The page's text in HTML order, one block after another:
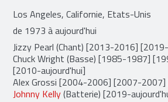
Los Angeles, Californie, Etats-Unis
de 1973 à aujourd'hui
Jizzy Pearl (Chant) [2013-2016]
Chuck Wright (Basse) [1985-1987]
[2010-aujourd'hui]
Alex Grossi [2004-2006] [2007-2007]
Johnny Kelly(Batterie) [2019-